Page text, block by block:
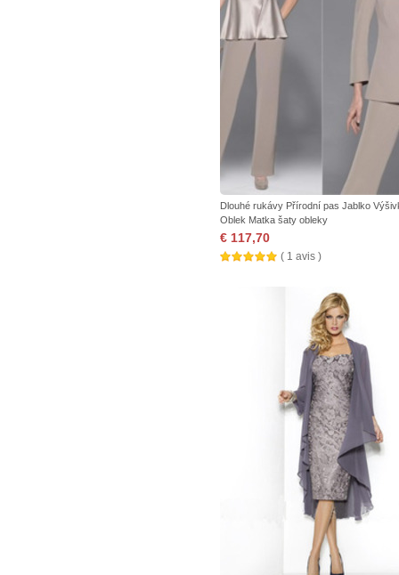
Dlouhé rukávy Přírodní pas Jablko
Oblek Matka šaty obleky
€ 117,70
( 1 avis )